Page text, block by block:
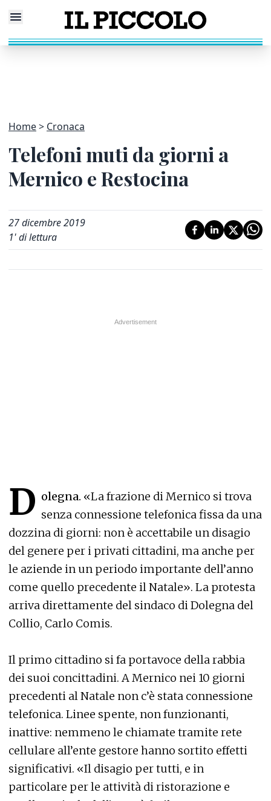
Home Cronaca
Telefoni muti da giorni a
Mernico e Restocina
27 dicembre 2019
1' di lettura
D olegna. «La frazione di Mernico si trova
senza connessione telefonica fissa da una
dozzina di giorni: non è accettabile un disagio
del genere per i privati cittadini, ma anche per
le aziende in un periodo importante dell’anno
come quello precedente il Natale». La protesta
arriva direttamente del sindaco di Dolegna del
Collio, Carlo Comis.
Il primo cittadino si fa portavoce della rabbia
dei suoi concittadini. A Mernico nei 10 giorni
precedenti al Natale non c’è stata connessione
telefonica. Linee spente, non funzionanti,
inattive: nemmeno le chiamate tramite rete
cellulare all’ente gestore hanno sortito effetti
significativi. «Il disagio per tutti, e in
particolare per le attività di ristorazione e